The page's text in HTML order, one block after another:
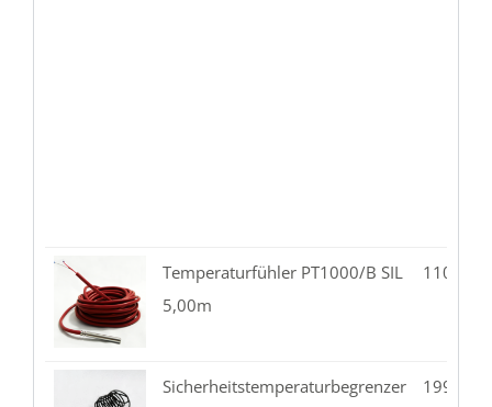
Temperaturfühler PT1000/B SIL
5,00m
110.02-
Sicherheitstemperaturbegrenzer
199.08-